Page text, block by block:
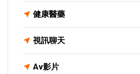
健康醫藥
視訊聊天
Av影片